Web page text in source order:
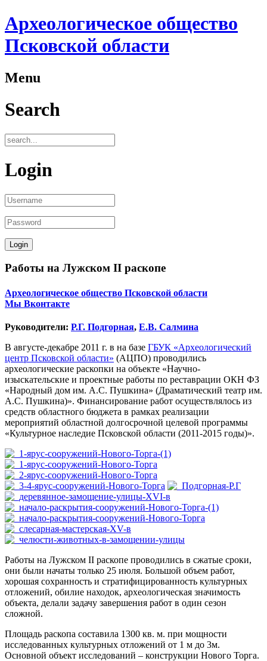
Археологическое общество
Псковской области
Menu
Search
Login
Работы на Лужском II раскопе
Археологическое общество Псковской области
Мы Вконтакте
Руководители: Р.Г. Подгорная, Е.В. Салмина
В августе-декабре 2011 г. в на базе ГБУК «Археологический
центр Псковской области» (АЦПО) проводились
археологические раскопки на объекте «Научно-
изыскательские и проектные работы по реставрации ОКН ФЗ
«Народный дом им. А.С. Пушкина» (Драматический театр им.
А.С. Пушкина)». Финансирование работ осуществлялось из
средств областного бюджета в рамках реализации
мероприятий областной долгосрочной целевой программы
«Культурное наследие Псковской области (2011-2015 годы)».
Работы на Лужском II раскопе проводились в сжатые сроки,
они были начаты только 25 июля. Большой объем работ,
хорошая сохранность и стратифицированность культурных
отложений, обилие находок, археологическая значимость
объекта, делали задачу завершения работ в один сезон
сложной.
Площадь раскопа составила 1300 кв. м. при мощности
исследованных культурных отложений от 1 м до 3м.
Основной объект исследований – конструкции Нового Торга.